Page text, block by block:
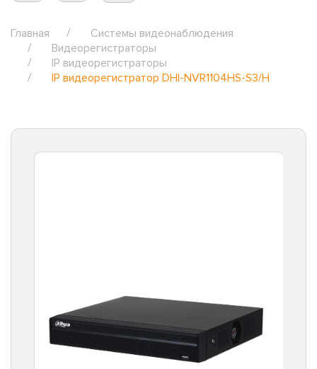
Главная
Системы видеонаблюдения
Видеорегистраторы
IP видеорегистраторы
IP видеорегистратор DHI-NVR1104HS-S3/H